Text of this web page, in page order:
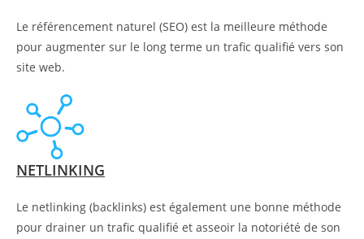
Le référencement naturel (SEO) est la meilleure méthode
pour augmenter sur le long terme un trafic qualifié vers son
site web.
NETLINKING
Le netlinking (backlinks) est également une bonne méthode
pour drainer un trafic qualifié et asseoir la notoriété de son